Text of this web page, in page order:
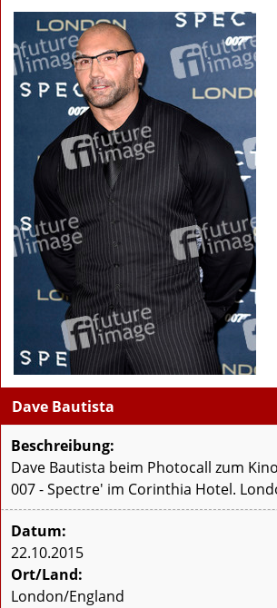
Dave Bautista
Beschreibung:
Dave Bautista beim Photocall zum
007 - Spectre' im Corinthia Hotel.
Datum:
22.10.2015
Ort/Land:
London/England